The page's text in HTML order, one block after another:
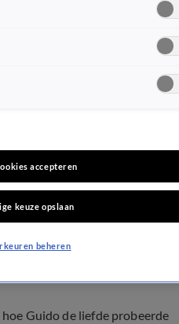
Guido
héél
Guido de liefde probeerde
accepteren
keuze opslaan
beheren